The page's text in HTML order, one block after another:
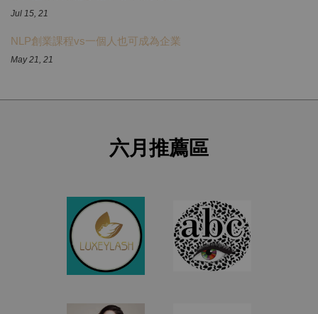
Jul 15, 21
NLP創業課程vs一個人也可成為企業
May 21, 21
六月推薦區